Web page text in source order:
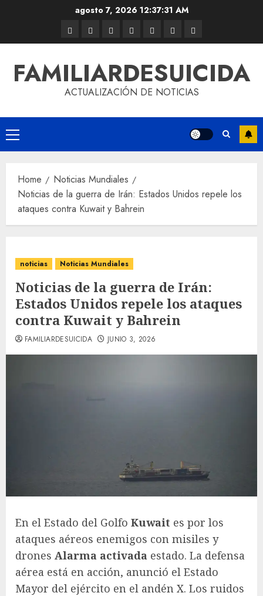
agosto 7, 2026 12:37:31 AM
FAMILIARDESUICIDA
ACTUALIZACIÓN DE NOTICIAS
Home
Noticias Mundiales
Noticias de la guerra de Irán: Estados Unidos repele los
ataques contra Kuwait y Bahrein
noticias Noticias Mundiales
Noticias de la guerra de Irán:
Estados Unidos repele los ataques
contra Kuwait y Bahrein
FAMILIARDESUICIDA JUNIO 3, 2026
En el Estado del Golfo Kuwait es por los
ataques aéreos enemigos con misiles y
drones Alarma activada estado. La defensa
aérea está en acción, anunció el Estado
Mayor del ejército en el andén X. Los ruidos